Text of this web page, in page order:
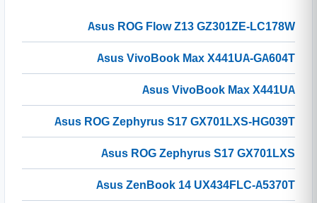
Asus ROG Flow Z13 GZ301ZE-LC178W
Asus VivoBook Max X441UA-GA604T
Asus VivoBook Max X441UA
Asus ROG Zephyrus S17 GX701LXS-HG039T
Asus ROG Zephyrus S17 GX701LXS
Asus ZenBook 14 UX434FLC-A5370T